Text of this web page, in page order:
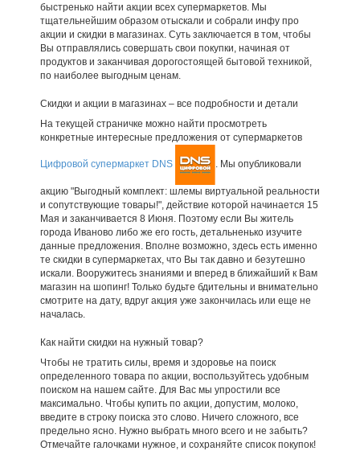
быстренько найти акции всех супермаркетов. Мы
тщательнейшим образом отыскали и собрали инфу про
акции и скидки в магазинах. Суть заключается в том, чтобы
Вы отправлялись совершать свои покупки, начиная от
продуктов и заканчивая дорогостоящей бытовой техникой,
по наиболее выгодным ценам.
Скидки и акции в магазинах – все подробности и детали
На текущей страничке можно найти просмотреть
конкретные интересные предложения от супермаркетов
Цифровой супермаркет DNS . Мы опубликовали
акцию "Выгодный комплект: шлемы виртуальной реальности
и сопутствующие товары!", действие которой начинается 15
Мая и заканчивается 8 Июня. Поэтому если Вы житель
города Иваново либо же его гость, детальненько изучите
данные предложения. Вполне возможно, здесь есть именно
те скидки в супермаркетах, что Вы так давно и безутешно
искали. Вооружитесь знаниями и вперед в ближайший к Вам
магазин на шопинг! Только будьте бдительны и внимательно
смотрите на дату, вдруг акция уже закончилась или еще не
началась.
Как найти скидки на нужный товар?
Чтобы не тратить силы, время и здоровье на поиск
определенного товара по акции, воспользуйтесь удобным
поиском на нашем сайте. Для Вас мы упростили все
максимально. Чтобы купить по акции, допустим, молоко,
введите в строку поиска это слово. Ничего сложного, все
предельно ясно. Нужно выбрать много всего и не забыть?
Отмечайте галочками нужное, и сохраняйте список покупок!